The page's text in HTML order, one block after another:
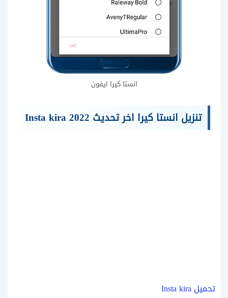
انستا كيرا ايفون
تنزيل انستا كيرا اخر تحديث 2022 Insta kira
تحميل Insta kira